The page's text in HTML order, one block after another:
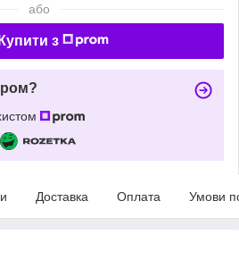
або
Купити з
Доставка Оплата Умови